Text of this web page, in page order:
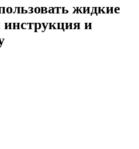
жидкие
инструкция и